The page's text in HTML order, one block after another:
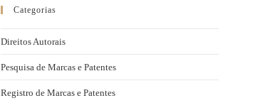
Categorias
Direitos Autorais
Pesquisa de Marcas e Patentes
Registro de Marcas e Patentes